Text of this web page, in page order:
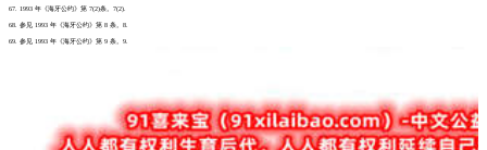
67. 1993 年《海牙公约》第 7(2)条。7(2).
68. 参见 1993 年《海牙公约》第 8 条。8.
69. 参见 1993 年《海牙公约》第 9 条。9.